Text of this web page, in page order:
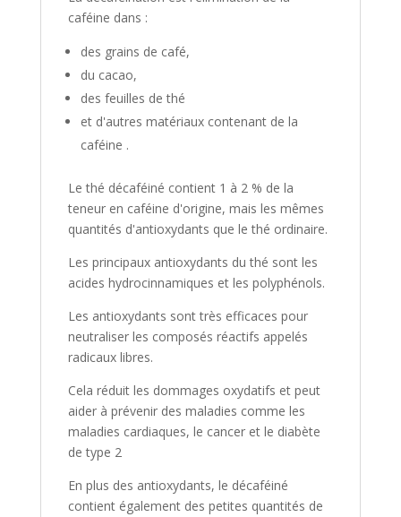
caféine dans :
des grains de café,
du cacao,
des feuilles de thé
et d'autres matériaux contenant de la
caféine .
Le thé décaféiné contient 1 à 2 % de la
teneur en caféine d'origine, mais les mêmes
quantités d'antioxydants que le thé ordinaire.
Les principaux antioxydants du thé sont les
acides hydrocinnamiques et les polyphénols.
Les antioxydants sont très efficaces pour
neutraliser les composés réactifs appelés
radicaux libres.
Cela réduit les dommages oxydatifs et peut
aider à prévenir des maladies comme les
maladies cardiaques, le cancer et le diabète
de type 2
En plus des antioxydants, le décaféiné
contient également des petites quantités de